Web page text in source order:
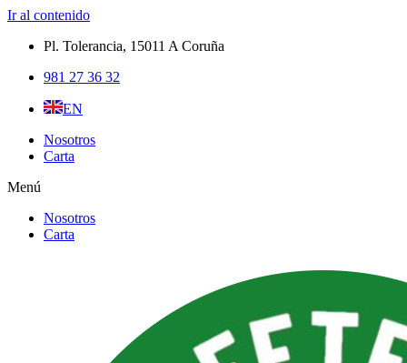
Ir al contenido
Pl. Tolerancia, 15011 A Coruña​
981 27 36 32
EN
Nosotros
Carta
Menú
Nosotros
Carta